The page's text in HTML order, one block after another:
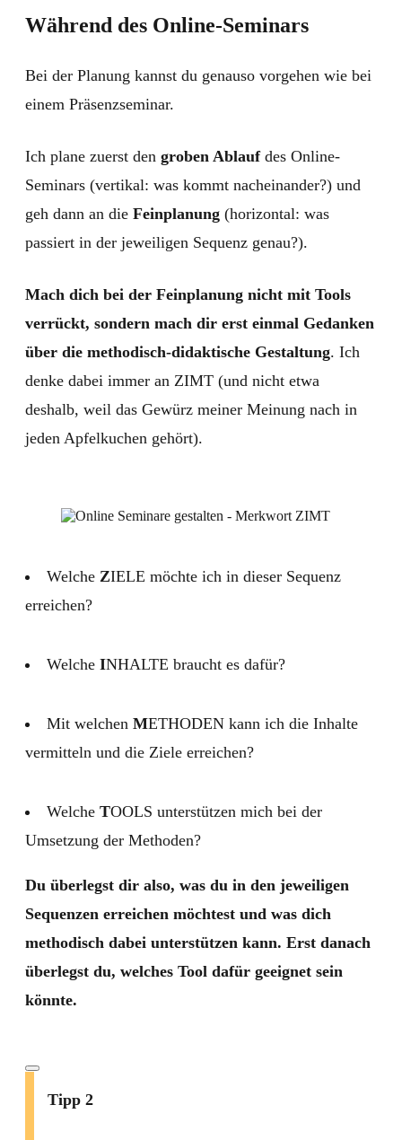
Während des Online-Seminars
Bei der Planung kannst du genauso vorgehen wie bei
einem Präsenzseminar.
Ich plane zuerst den groben Ablaufdes Online-
Seminars (vertikal: was kommt nacheinander?) und
geh dann an die Feinplanung (horizontal: was
passiert in der jeweiligen Sequenz genau?).
Mach dich bei der Feinplanung nicht mit Tools
verrückt, sondern mach dir erst einmal Gedanken
über die methodisch-didaktische Gestaltung. Ich
denke dabei immer an ZIMT (und nicht etwa
deshalb, weil das Gewürz meiner Meinung nach in
jeden Apfelkuchen gehört).
Welche ZIELE möchte ich in dieser Sequenz
erreichen?
Welche INHALTE braucht es dafür?
Mit welchen METHODEN kann ich die Inhalte
vermitteln und die Ziele erreichen?
Welche TOOLS unterstützen mich bei der
Umsetzung der Methoden?
Du überlegst dir also, was du in den jeweiligen
Sequenzen erreichen möchtest und was dich
methodisch dabei unterstützen kann. Erst danach
überlegst du, welches Tool dafür geeignet sein
könnte.
Tipp 2